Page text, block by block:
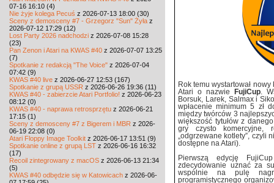
07-16 16:10 (4)
Nie żyje kolega Pecuś z 2026-07-13 18:00 (30)
Sceny z demosceny #7 - Grzegorz "Sun" Żyła z
2026-07-12 17:29 (12)
Lost Party 2026 nadchodzi z 2026-07-08 15:28
(23)
Pan Zenon i Atari na KWAS #40 z 2026-07-07 13:25
(7)
Spotkanie z redakcją "The Voice" z 2026-07-04
07:42 (9)
KWAS #40 live z 2026-06-27 12:53 (167)
Spotkanie z grupą USSR z 2026-06-26 19:36 (11)
KWAS #40 - zabierzcie Atari Portfolio! z 2026-06-23
08:12 (0)
KWAS #40 - naprawa retrosprzętu z 2026-06-21
17:15 (1)
Sceny z demosceny #7 z Bigerem i MBR z 2026-
06-19 22:08 (0)
Atari Floppy Image Toolkit z 2026-06-17 13:51 (9)
Spotkanie online z grupą LST z 2026-06-16 16:32
(17)
Recoil zintegrowany z macOS z 2026-06-13 21:34
(5)
KWAS #40 odbędzie się w Katowicach z 2026-06-
Rok temu wystartował
Atari o nazwie
FujiCup.
Borsuk, Larek, Salmax i
wpłacenie minimum 5 zł
między twórców 3
większość tytułów z
gry czysto komercyjne,
„odgrzewane kotlety”, czyli
dostępne na Atari).
Pierwszą edycję
zdecydowanie uznać za
wspólnie na pulę
programistycznego